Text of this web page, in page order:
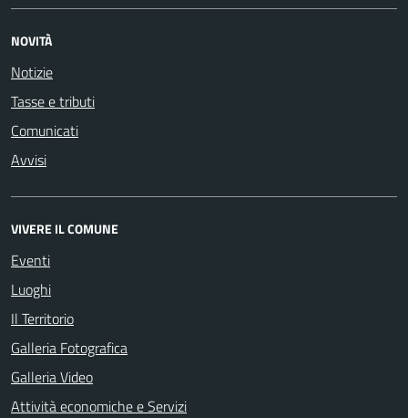
NOVITÀ
Notizie
Tasse e tributi
Comunicati
Avvisi
VIVERE IL COMUNE
Eventi
Luoghi
Il Territorio
Galleria Fotografica
Galleria Video
Attività economiche e Servizi